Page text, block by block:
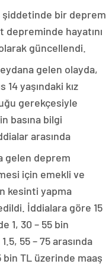
bir deprem
depreminde hayatını
güncellendi.
gelen olayda,
14 yaşındaki kız
gerekçesiyle
basına bilgi
arasında
gelen deprem
için emekli ve
kesinti yapma
İddialara göre 15
1, 30 – 55 bin
55 – 75 arasında
bin TL üzerinde maaş